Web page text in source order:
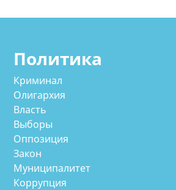
Политика
Криминал
Олигархия
Власть
Выборы
Оппозиция
Закон
Муниципалитет
Коррупция